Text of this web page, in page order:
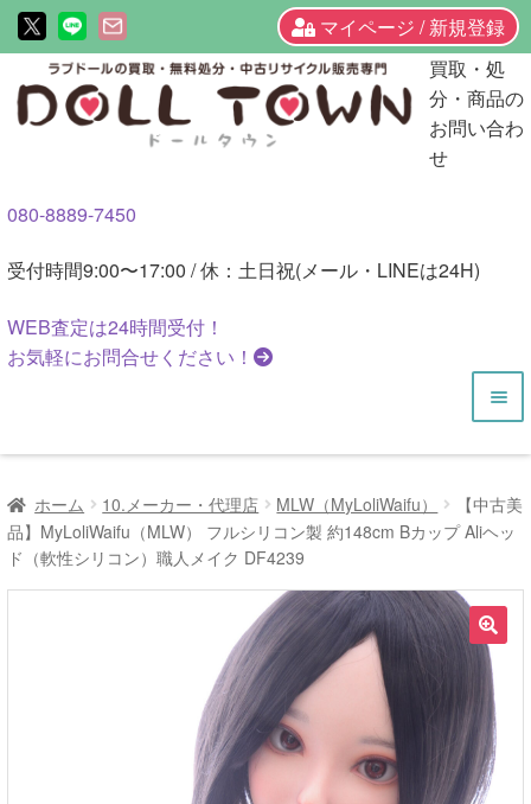
マイページ / 新規登録
ビ
ゲ
ョ
へ
キ
ッ
ン
テ
へ
キ
プ
買取・処
分・商品の
お問い合わ
せ
080-8889-7450
受付時間9:00〜17:00 / 休：土日祝(メール・LINEは24H)
WEB査定は24時間受付！
お気軽にお問合せください！
HOME
商品一覧
サ
ブ
メ
ニ
ュ
ー
ホーム 10.メーカー・代理店 MLW（MyLoliWaifu）
【中古美
品】MyLoliWaifu（MLW） フルシリコン製 約148cm Bカップ Aliヘッ
ド（軟性シリコン）職人メイク DF4239
🔍